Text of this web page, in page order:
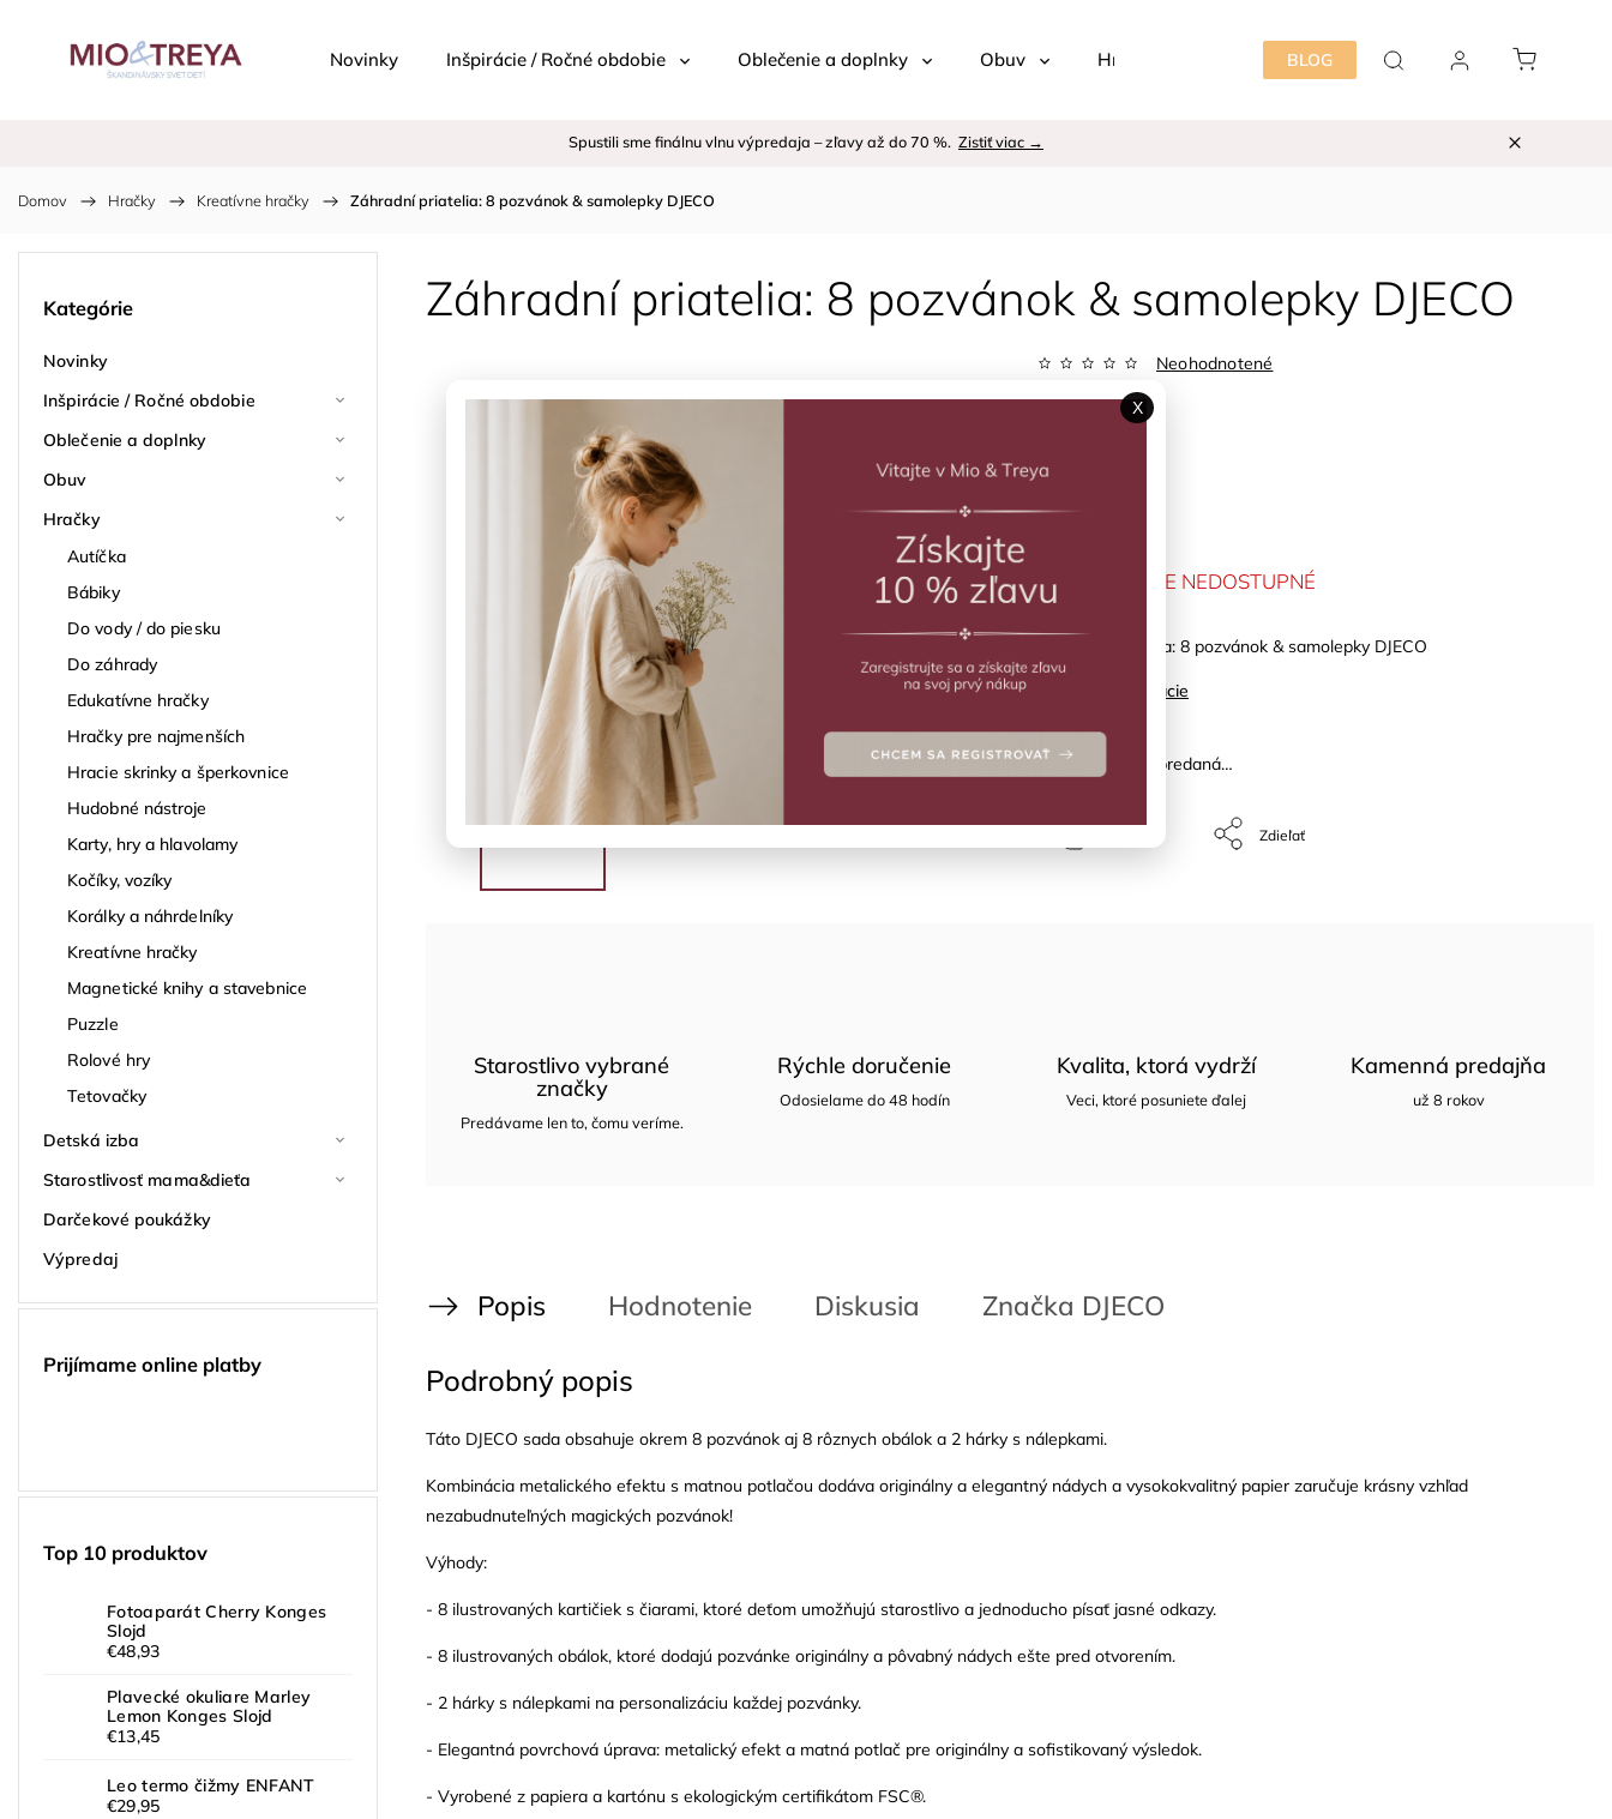
BLOG
Novinky Inšpirácie / Ročné obdobie Oblečenie a doplnky Obuv Hračky Detská izba Starostlivosť
Spustili sme finálnu vlnu výpredaja – zľavy až do 70 %. Zistiť viac →
Domov / Hračky / Kreatívne hračky / Záhradní priatelia: 8 pozvánok & samolepky DJECO
Kategórie
Novinky
Inšpirácie / Ročné obdobie
Oblečenie a doplnky
Obuv
Hračky
Autíčka
Bábiky
Do vody / do piesku
Do záhrady
Edukatívne hračky
Hračky pre najmenších
Hracie skrinky a šperkovnice
Hudobné nástroje
Karty, hry a hlavolamy
Kočíky, vozíky
Korálky a náhrdelníky
Kreatívne hračky
Magnetické knihy a stavebnice
Puzzle
Rolové hry
Tetovačky
Detská izba
Starostlivosť mama&dieťa
Darčekové poukážky
Výpredaj
Prijímame online platby
Top 10 produktov
Fotoaparát Cherry Konges
Slojd
€48,93
Plavecké okuliare Marley
Lemon Konges Slojd
€13,45
Leo termo čižmy ENFANT
€29,95
Záhradní priatelia: 8 pozvánok & samolepky DJECO
Neohodnotené
€6
Kód: DJ03493
Záhradní priatelia: 8 pozvánok & samolepky DJECO
Detailné informácie
Položka bola vypredaná…
MOMENTÁLNE NEDOSTUPNÉ
Zdieľať
Starostlivo vybrané
značky
Predávame len to, čomu veríme.
Rýchle doručenie
Odosielame do 48 hodín
Kvalita, ktorá vydrží
Veci, ktoré posuniete ďalej
Kamenná predajňa
už 8 rokov
Popis Hodnotenie Diskusia Značka DJECO
Podrobný popis
Táto DJECO sada obsahuje okrem 8 pozvánok aj 8 rôznych obálok a 2 hárky s nálepkami.
Kombinácia metalického efektu s matnou potlačou dodáva originálny a elegantný nádych a vysokokvalitný papier zaručuje krásny vzhľad
nezabudnuteľných magických pozvánok!
Výhody:
- 8 ilustrovaných kartičiek s čiarami, ktoré deťom umožňujú starostlivo a jednoducho písať jasné odkazy.
- 8 ilustrovaných obálok, ktoré dodajú pozvánke originálny a pôvabný nádych ešte pred otvorením.
- 2 hárky s nálepkami na personalizáciu každej pozvánky.
- Elegantná povrchová úprava: metalický efekt a matná potlač pre originálny a sofistikovaný výsledok.
- Vyrobené z papiera a kartónu s ekologickým certifikátom FSC®.
X